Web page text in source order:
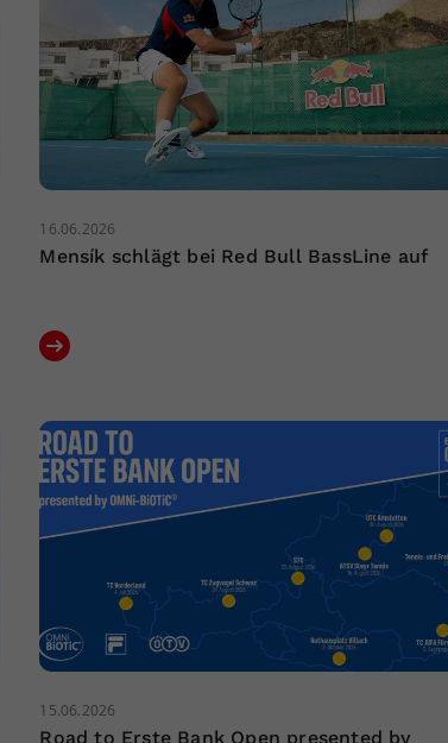
16.06.2026
Mensík schlägt bei Red Bull BassLine auf
15.06.2026
Road to Erste Bank Open presented by